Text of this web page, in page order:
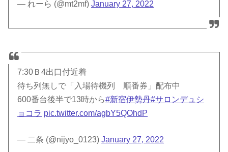
— れーら (@mt2mf)January 27, 2022
7:30Ｂ4出口付近着
待ち列無しで「入場待機列 順番券」配布中
600番台後半で13時から#新宿伊勢丹#サロンデュシ
ョコラ pic.twitter.com/agbY5QOhdP
— 二条 (@nijyo_0123)January 27, 2022